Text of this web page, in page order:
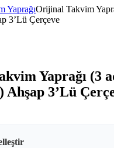
YaprağıOrijinal Takvim
3’Lü Çerçeve
Yaprağı (3
3’Lü